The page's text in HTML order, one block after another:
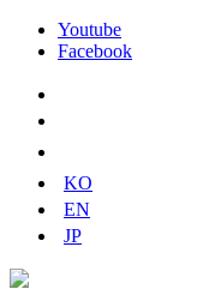
Youtube
Facebook
KO
EN
JP